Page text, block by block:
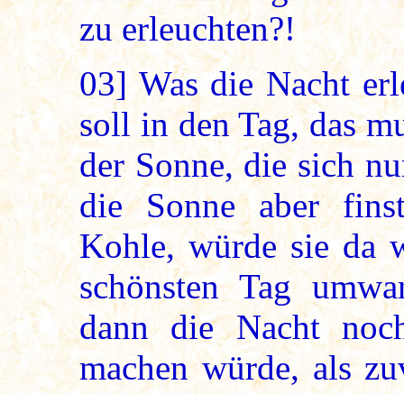
zu erleuchten?!
03] Was die Nacht
soll in den Tag, das
der Sonne, die sich
die Sonne aber
Kohle, würde sie da
schönsten Tag
dann die Nacht
machen würde, als